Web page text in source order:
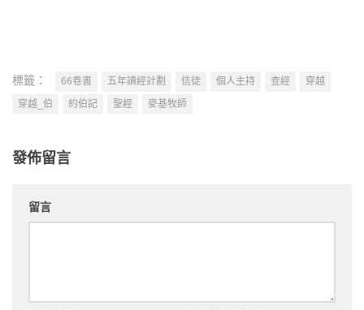
標籤： 66卷書 五年讀經計劃 信徒 個人主持 查經
穿越
穿越_伯
約伯記 聖經 麥基牧師
發佈留言
留言